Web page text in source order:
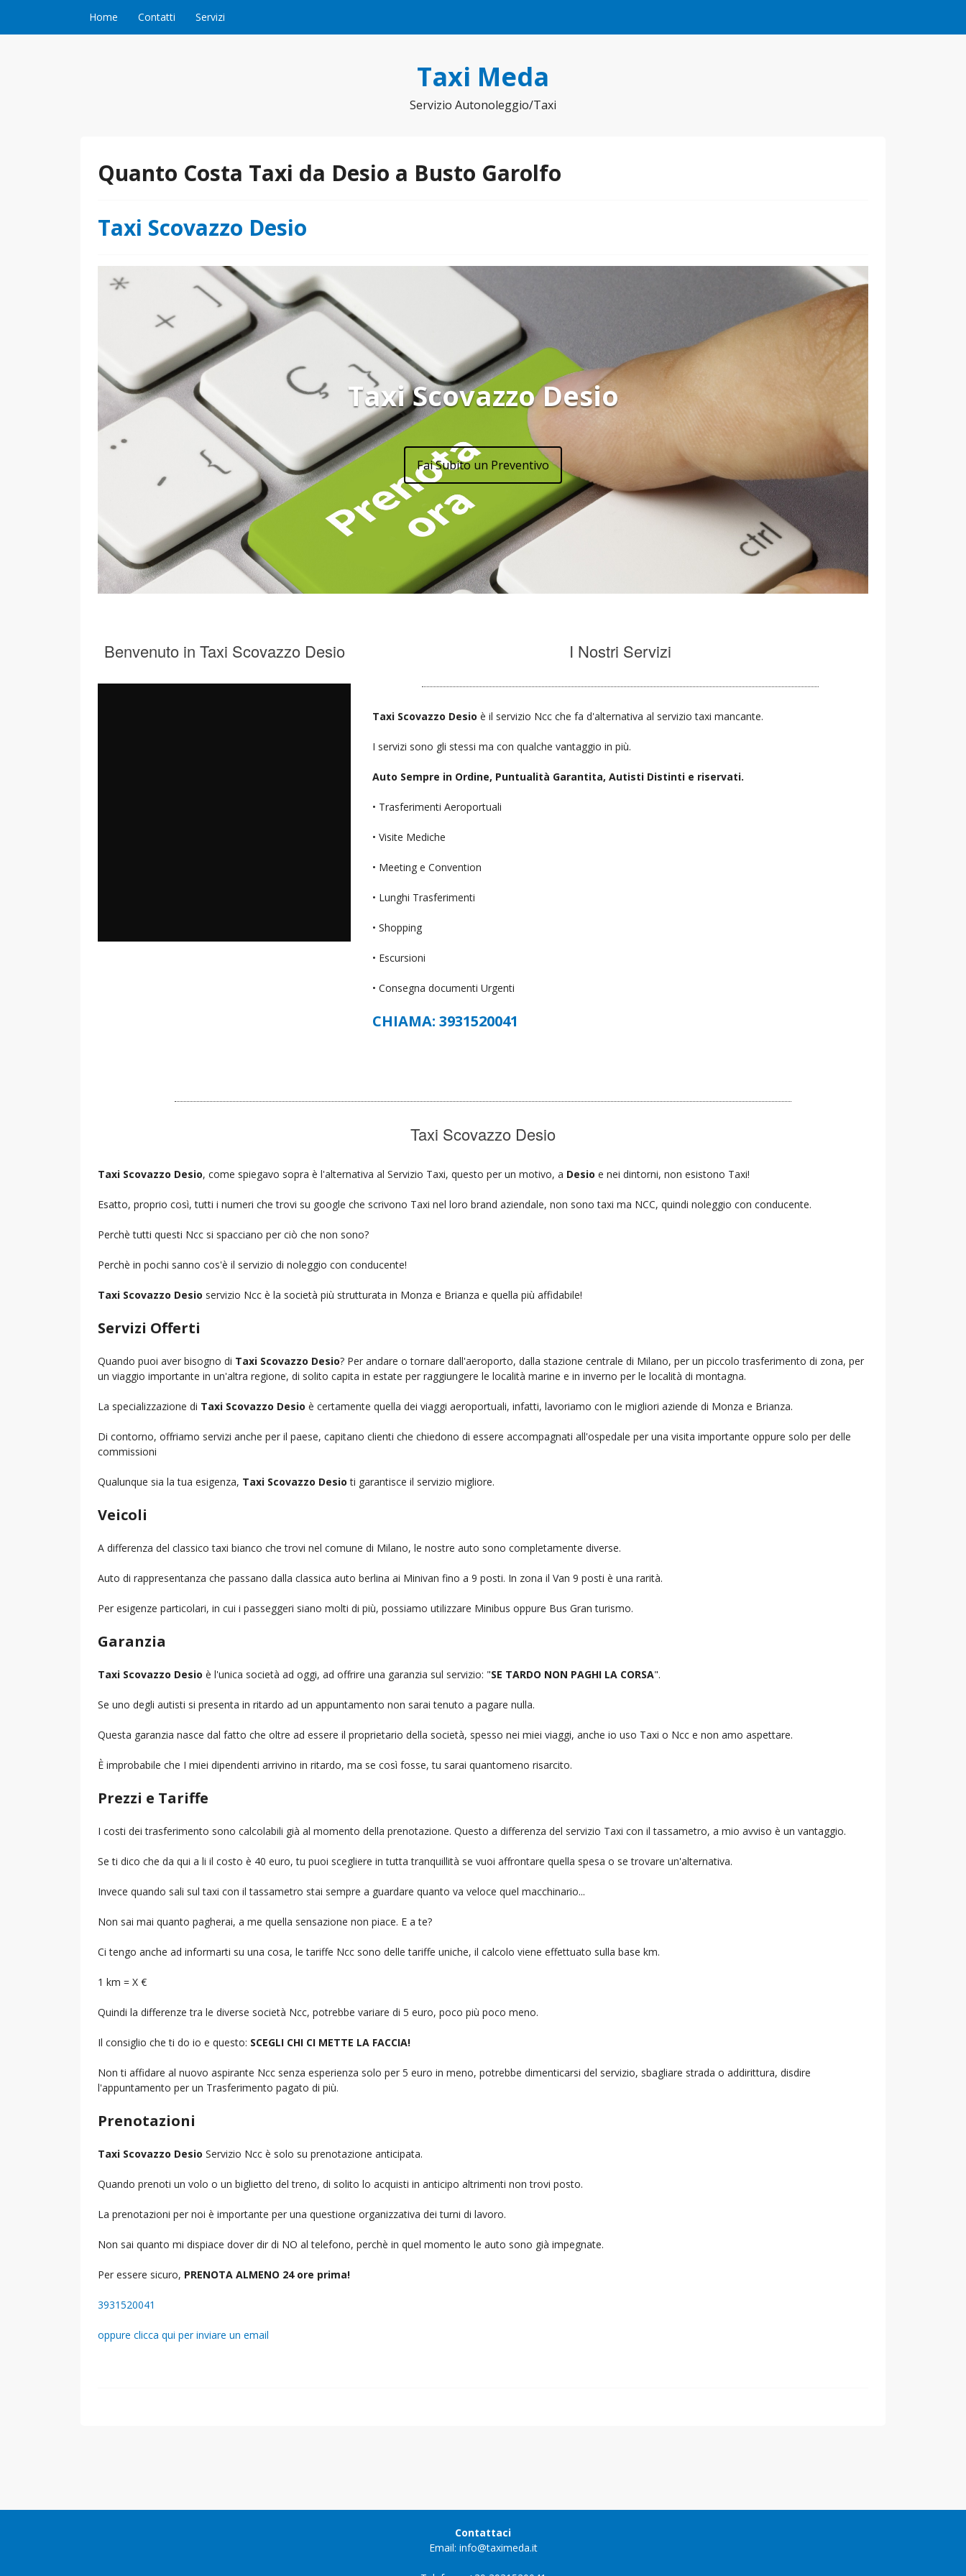
Home Contatti Servizi
Taxi Meda
Servizio Autonoleggio/Taxi
Quanto Costa Taxi da Desio a Busto Garolfo
Taxi Scovazzo Desio
Taxi Scovazzo Desio
Fai Subito un Preventivo
Benvenuto in Taxi Scovazzo Desio I Nostri Servizi
Taxi Scovazzo Desioè il servizio Ncc che fa d'alternativa al servizio taxi mancante.
I servizi sono gli stessi ma con qualche vantaggio in più.
Auto Sempre in Ordine, Puntualità Garantita, Autisti Distinti e riservati.
• Trasferimenti Aeroportuali
• Visite Mediche
• Meeting e Convention
• Lunghi Trasferimenti
• Shopping
• Escursioni
• Consegna documenti Urgenti
CHIAMA: 3931520041
Taxi Scovazzo Desio
Taxi Scovazzo Desio, come spiegavo sopra è l'alternativa al Servizio Taxi, questo per un motivo, a Desio e nei dintorni, non esistono Taxi!
Esatto, proprio così, tutti i numeri che trovi su google che scrivono Taxi nel loro brand aziendale, non sono taxi ma NCC, quindi noleggio con conducente.
Perchè tutti questi Ncc si spacciano per ciò che non sono?
Perchè in pochi sanno cos'è il servizio di noleggio con conducente!
Taxi Scovazzo Desio servizio Ncc è la società più strutturata in Monza e Brianza e quella più affidabile!
Servizi Offerti
Quando puoi aver bisogno di Taxi Scovazzo Desio? Per andare o tornare dall'aeroporto, dalla stazione centrale di Milano, per un piccolo trasferimento di zona, per
un viaggio importante in un'altra regione, di solito capita in estate per raggiungere le località marine e in inverno per le località di montagna.
La specializzazione di Taxi Scovazzo Desio è certamente quella dei viaggi aeroportuali, infatti, lavoriamo con le migliori aziende di Monza e Brianza.
Di contorno, offriamo servizi anche per il paese, capitano clienti che chiedono di essere accompagnati all'ospedale per una visita importante oppure solo per delle
commissioni
Qualunque sia la tua esigenza, Taxi Scovazzo Desio ti garantisce il servizio migliore.
Veicoli
A differenza del classico taxi bianco che trovi nel comune di Milano, le nostre auto sono completamente diverse.
Auto di rappresentanza che passano dalla classica auto berlina ai Minivan fino a 9 posti. In zona il Van 9 posti è una rarità.
Per esigenze particolari, in cui i passeggeri siano molti di più, possiamo utilizzare Minibus oppure Bus Gran turismo.
Garanzia
Taxi Scovazzo Desio è l'unica società ad oggi, ad offrire una garanzia sul servizio: "SE TARDO NON PAGHI LA CORSA".
Se uno degli autisti si presenta in ritardo ad un appuntamento non sarai tenuto a pagare nulla.
Questa garanzia nasce dal fatto che oltre ad essere il proprietario della società, spesso nei miei viaggi, anche io uso Taxi o Ncc e non amo aspettare.
È improbabile che I miei dipendenti arrivino in ritardo, ma se così fosse, tu sarai quantomeno risarcito.
Prezzi e Tariffe
I costi dei trasferimento sono calcolabili già al momento della prenotazione. Questo a differenza del servizio Taxi con il tassametro, a mio avviso è un vantaggio.
Se ti dico che da qui a li il costo è 40 euro, tu puoi scegliere in tutta tranquillità se vuoi affrontare quella spesa o se trovare un'alternativa.
Invece quando sali sul taxi con il tassametro stai sempre a guardare quanto va veloce quel macchinario...
Non sai mai quanto pagherai, a me quella sensazione non piace. E a te?
Ci tengo anche ad informarti su una cosa, le tariffe Ncc sono delle tariffe uniche, il calcolo viene effettuato sulla base km.
1 km = X €
Quindi la differenze tra le diverse società Ncc, potrebbe variare di 5 euro, poco più poco meno.
Il consiglio che ti do io e questo: SCEGLI CHI CI METTE LA FACCIA!
Non ti affidare al nuovo aspirante Ncc senza esperienza solo per 5 euro in meno, potrebbe dimenticarsi del servizio, sbagliare strada o addirittura, disdire
l'appuntamento per un Trasferimento pagato di più.
Prenotazioni
Taxi Scovazzo Desio Servizio Ncc è solo su prenotazione anticipata.
Quando prenoti un volo o un biglietto del treno, di solito lo acquisti in anticipo altrimenti non trovi posto.
La prenotazioni per noi è importante per una questione organizzativa dei turni di lavoro.
Non sai quanto mi dispiace dover dir di NO al telefono, perchè in quel momento le auto sono già impegnate.
Per essere sicuro, PRENOTA ALMENO 24 ore prima!
3931520041
oppure clicca qui per inviare un email
Contattaci
Email: info@taximeda.it